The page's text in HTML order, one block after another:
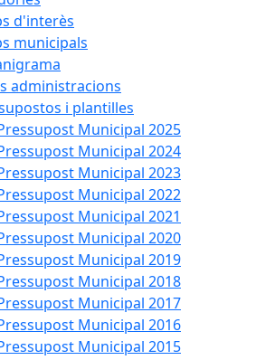
d'interès
municipals
administracions
i plantilles
Municipal 2025
Municipal 2024
Municipal 2023
Municipal 2022
Municipal 2021
Municipal 2020
Municipal 2019
Municipal 2018
Municipal 2017
Municipal 2016
Municipal 2015